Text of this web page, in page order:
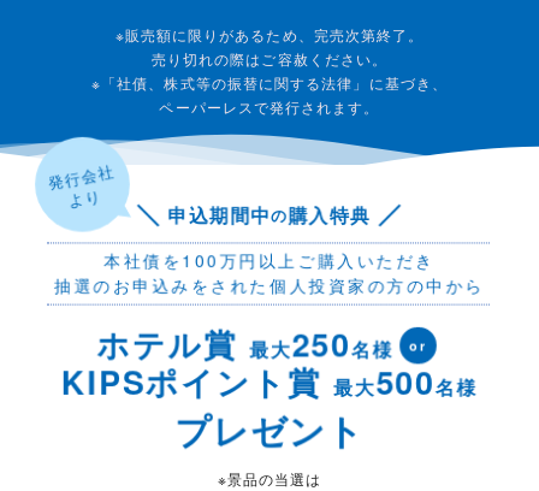
※販売額に限りがあるため、完売次第終了。
売り切れの際はご容赦ください。
※「社債、株式等の振替に関する法律」に基づき、
ペーパーレスで発行されます。
申込期間中の購入特典
発行会社
より
本社債を100万円以上ご購入いただき
抽選のお申込みをされた個人投資家の方の中から
ホテル賞 最大250名様 or
KIPSポイント賞 最大500名様
プレゼント
※景品の当選は